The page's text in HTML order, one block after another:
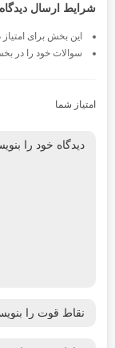
شرایط ارسال دیدگاه
این بخش برای
سوالات خود را در
امتیاز شما